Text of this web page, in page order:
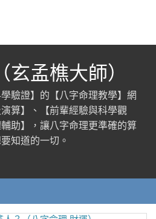
孟樵大師）
驗證】的【八字命理教學】網
算】、【前輩經驗與科學觀
助】，讓八字命理更準確的算
知道的一切。